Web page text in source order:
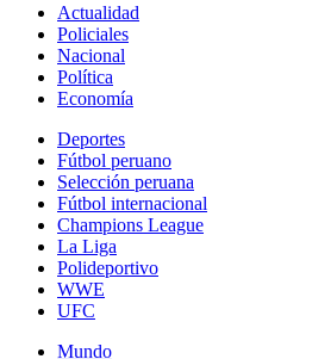
Actualidad
Policiales
Nacional
Política
Economía
Deportes
Fútbol peruano
Selección peruana
Fútbol internacional
Champions League
La Liga
Polideportivo
WWE
UFC
Mundo